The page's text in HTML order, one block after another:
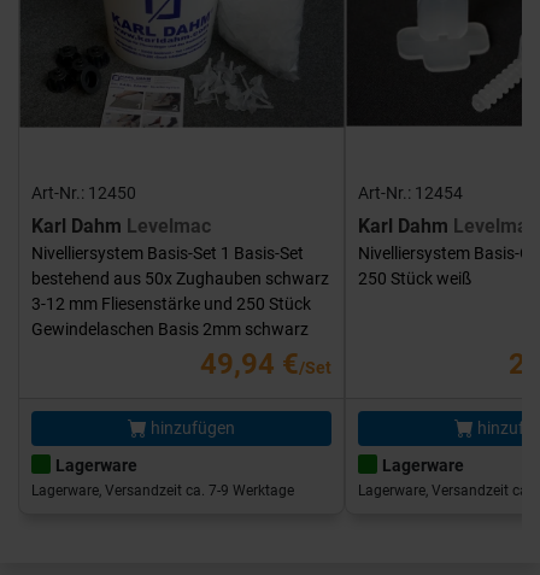
Art-Nr.: 12450
Karl Dahm Levelmac
Nivelliersystem Basis-Set 1 Basis-Set
bestehend aus 50x Zughauben schwarz
3-12 mm Fliesenstärke und 250 Stück
Gewindelaschen Basis 2mm schwarz
49,94 €/Set
hinzufügen
Lagerware
Lagerware, Versandzeit ca. 7-9 Werktage
Art-Nr.: 12454
Karl Dahm Levelmac
Nivelliersystem Basis-
250 Stück weiß
Lagerware
Lagerware, Versandzeit ca.